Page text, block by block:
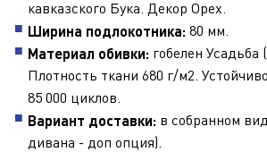
кавказского Бука. Декор Орех.
Ширина подлокотника: 80 мм.
Материал обивки: гобелен Усадьба
Плотность ткани 680 г/м2.
85 000 циклов.
Вариант доставки: в собранном
дивана - доп опция).